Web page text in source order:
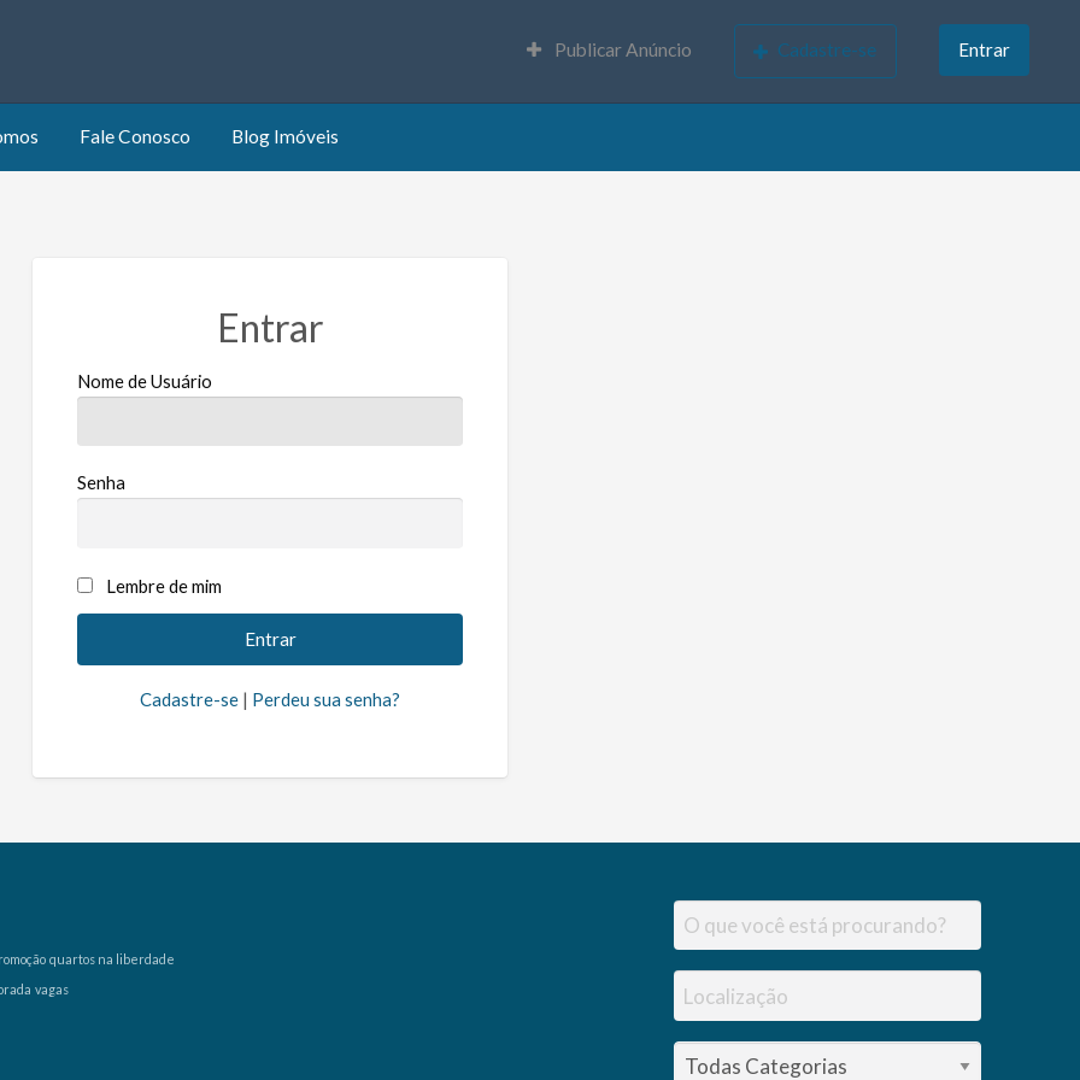
Publicar Anúncio Cadastre-se Entrar
Fale Conosco Blog Imóveis
Entrar
Nome de Usuário
Senha
Lembre de mim
Cadastre-se | Perdeu sua senha?
quartos na liberdade
vagas